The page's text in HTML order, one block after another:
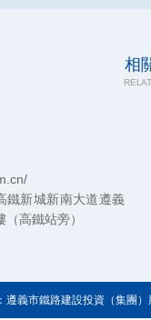
鐵新城新南大道遵義
高鐵站旁）
相
遵義市鐵路建設投資（集團）